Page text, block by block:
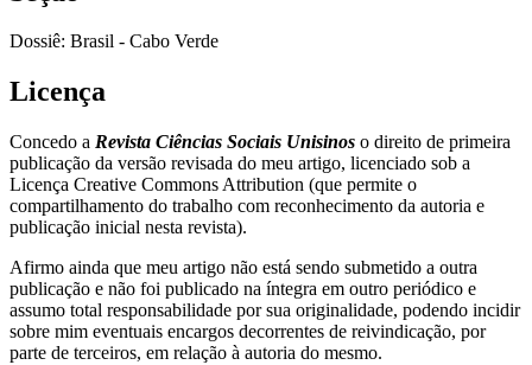
Dossiê: Brasil - Cabo Verde
Licença
Concedo a Revista Ciências Sociais Unisinos o direito de primeira
publicação da versão revisada do meu artigo, licenciado sob a
Licença Creative Commons Attribution (que permite o
compartilhamento do trabalho com reconhecimento da autoria e
publicação inicial nesta revista).
Afirmo ainda que meu artigo não está sendo submetido a outra
publicação e não foi publicado na íntegra em outro periódico e
assumo total responsabilidade por sua originalidade, podendo incidir
sobre mim eventuais encargos decorrentes de reivindicação, por
parte de terceiros, em relação à autoria do mesmo.